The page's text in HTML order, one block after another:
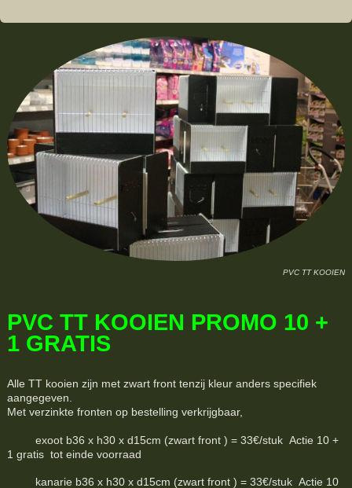
PVC TT KOOIEN
PVC TT KOOIEN PROMO 10 +
1 GRATIS
Alle TT kooien zijn met zwart front tenzij kleur anders specifiek
aangegeven.
Met verzinkte fronten op bestelling verkrijgbaar,
exoot b36 x h30 x d15cm (zwart front ) = 33€/stuk Actie 10 +
1 gratis tot einde voorraad
kanarie b36 x h30 x d15cm (zwart front ) = 33€/stuk Actie 10